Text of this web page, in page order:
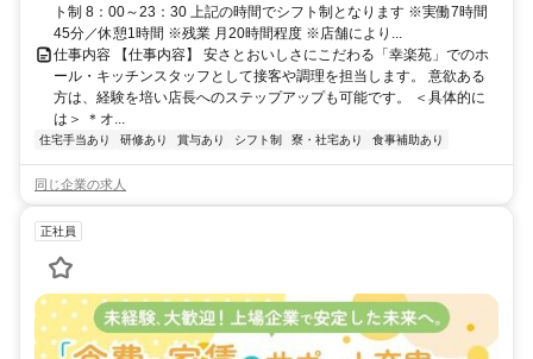
ト制 8：00～23：30 上記の時間でシフト制となります ※実働7時間
45分／休憩1時間 ※残業 月20時間程度 ※店舗により...
仕事内容 【仕事内容】 安さとおいしさにこだわる「幸楽苑」でのホ
ール・キッチンスタッフとして接客や調理を担当します。 意欲ある
方は、経験を培い店長へのステップアップも可能です。 ＜具体的に
は＞ ＊オ...
住宅手当あり 研修あり 賞与あり シフト制 寮・社宅あり 食事補助あり
同じ企業の求人
正社員